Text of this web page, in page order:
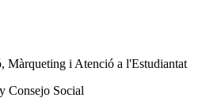
Màrqueting i Atenció a l'Estudiantat
Consejo Social